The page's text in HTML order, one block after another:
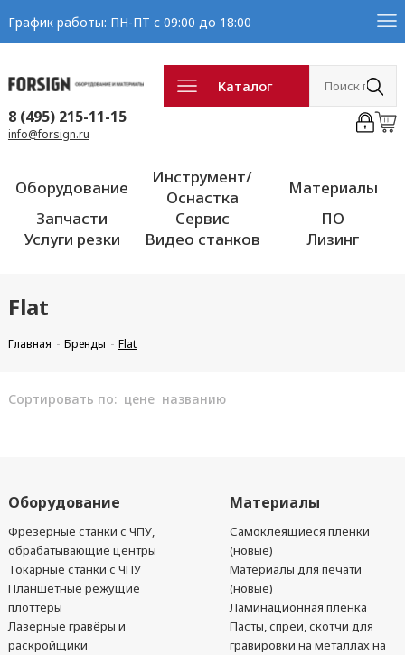
График работы: ПН-ПТ с 09:00 до 18:00
Каталог
8 (495) 215-11-15
info@forsign.ru
Оборудование
Инструмент/
Оснастка
Материалы
Запчасти
Сервис
ПО
Услуги резки
Видео станков Лизинг
Flat
Главная Бренды Flat
Сортировать по: цене названию
Оборудование
Фрезерные станки с ЧПУ,
обрабатывающие центры
Токарные станки с ЧПУ
Планшетные режущие
плоттеры
Лазерные гравёры и
раскройщики
Материалы
Самоклеящиеся пленки
(новые)
Материалы для печати
(новые)
Ламинационная пленка
Пасты, спреи, скотчи для
гравировки на металлах на